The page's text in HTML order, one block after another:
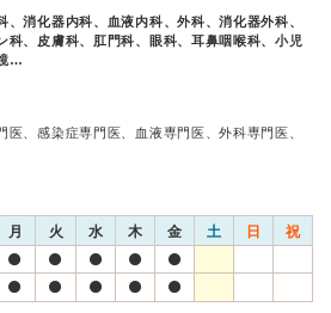
、消化器内科、血液内科、外科、消化器外科、
科、皮膚科、肛門科、眼科、耳鼻咽喉科、小児
…
、感染症専門医、血液専門医、外科専門医、
月 火 水 木 金 土 日 祝